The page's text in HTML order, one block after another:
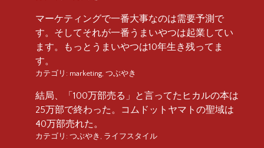
マーケティングで一番大事なのは需要予測で
す。そしてそれが一番うまいやつは起業してい
ます。もっとうまいやつは10年生き残ってま
す。
カテゴリ: marketing つぶやき
結局、「100万部売る」と言ってたヒカルの本は
25万部で終わった。コムドットヤマトの聖域は
40万部売れた。
カテゴリ: つぶやき ライフスタイル